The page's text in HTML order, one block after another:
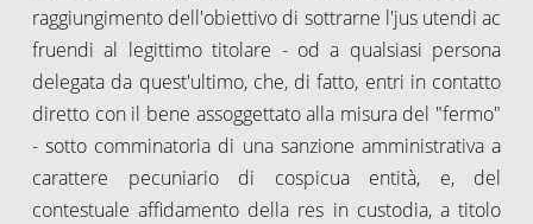
raggiungimento dell'obiettivo di sottrarne l'jus utendi ac
fruendi al legittimo titolare - od a qualsiasi persona
delegata da quest'ultimo, che, di fatto, entri in contatto
diretto con il bene assoggettato alla misura del "fermo"
- sotto comminatoria di una sanzione amministrativa a
carattere pecuniario di cospicua entità, e, del
contestuale affidamento della res in custodia, a titolo